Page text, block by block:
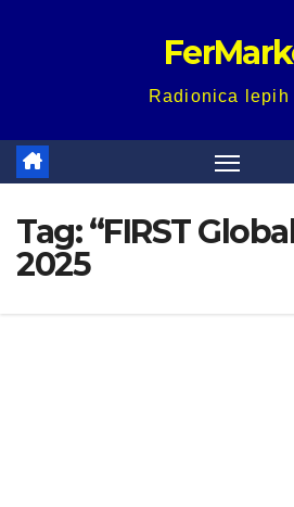
Radionica lepih
Tag:“FIRST
2025